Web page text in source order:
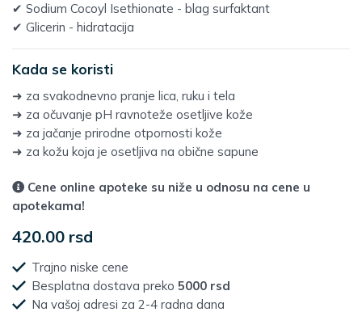
✔ Sodium Cocoyl Isethionate - blag surfaktant
✔ Glicerin - hidratacija
Kada se koristi
➜ za svakodnevno pranje lica, ruku i tela
➜ za očuvanje pH ravnoteže osetljive kože
➜ za jačanje prirodne otpornosti kože
➜ za kožu koja je osetljiva na obične sapune
Cene online apoteke su niže u odnosu na cene u
apotekama!
420.00 rsd
Trajno niske cene
Besplatna dostava preko 5000 rsd
Na vašoj adresi za 2-4 radna dana